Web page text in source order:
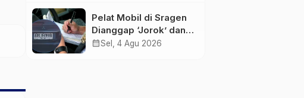
Pelat Mobil di Sragen
Dianggap ‘Jorok’ dan
Tak Sesuai Standar,
calendar_monthSel, 4 Agu 2026